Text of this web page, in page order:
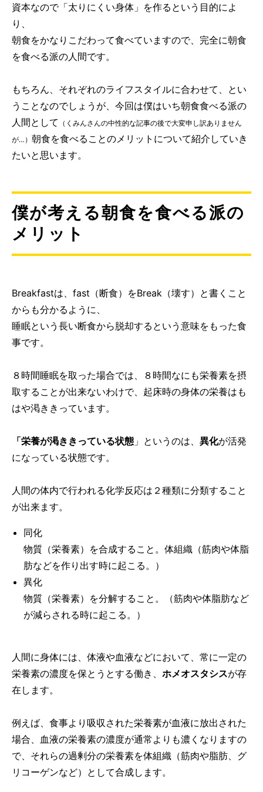
資本なので「太りにくい身体」を作るという目的によ
り、
朝食をかなりこだわって食べていますので、完全に朝食
を食べる派の人間です。
もちろん、それぞれのライフスタイルに合わせて、とい
うことなのでしょうが、今回は僕はいち朝食食べる派の
人間として （くみんさんの中性的な記事の後で大変申し訳ありません
が…） 朝食を食べることのメリットについて紹介していき
たいと思います。
僕が考える朝食を食べる派の
メリット
Breakfastは、fast（断食）をBreak（壊す）と書くこと
からも分かるように、
睡眠という長い断食から脱却するという意味をもった食
事です。
８時間睡眠を取った場合では、８時間なにも栄養素を摂
取することが出来ないわけで、起床時の身体の栄養はも
はや渇ききっています。
「栄養が渇ききっている状態 」というのは、 異化が活発
になっている状態です。
人間の体内で行われる化学反応は２種類に分類すること
が出来ます。
同化
物質（栄養素）を合成すること。体組織（筋肉や体脂
肪などを作り出す時に起こる。）
異化
物質（栄養素）を分解すること。（筋肉や体脂肪など
が減らされる時に起こる。）
人間に身体には、体液や血液などにおいて、常に一定の
栄養素の濃度を保とうとする働き、 ホメオスタシスが存
在します。
例えば、食事より吸収された栄養素が血液に放出された
場合、血液の栄養素の濃度が通常よりも濃くなりますの
で、それらの過剰分の栄養素を体組織（筋肉や脂肪、グ
リコーゲンなど）として合成します。